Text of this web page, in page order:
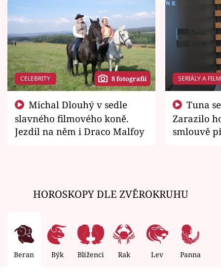
CELEBRITY 8 fotografií
slavného filmového koně.
Jezdil na něm i Draco Malfoy
SERIÁLY A
Zarazilo
smlouvě
HOROSKOPY DLE ZVĚROKRUHU
Beran Býk Blíženci Rak Lev Panna